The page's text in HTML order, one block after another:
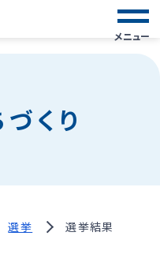
メニュー
くり
選挙 選挙結果